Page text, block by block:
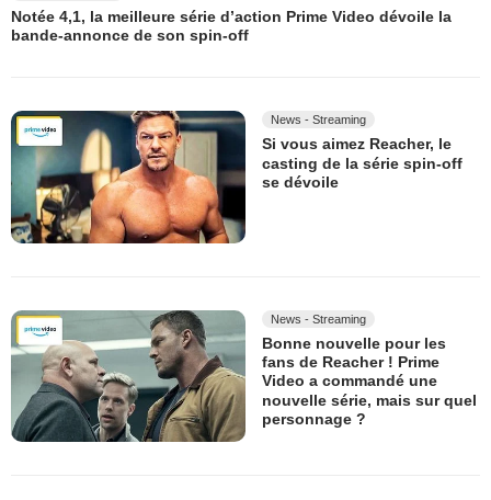
Notée 4,1, la meilleure série d’action Prime Video dévoile la
bande-annonce de son spin-off
News - Streaming
Si vous aimez Reacher, le
casting de la série spin-off
se dévoile
News - Streaming
Bonne nouvelle pour les
fans de Reacher ! Prime
Video a commandé une
nouvelle série, mais sur quel
personnage ?